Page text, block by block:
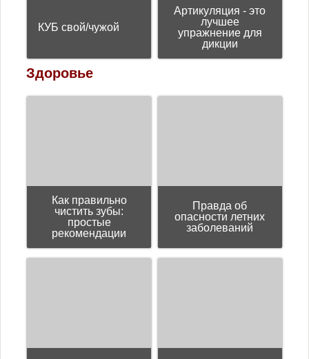
КУБ свой/чужой
Артикуляция - это
лучшее
упражнение для
дикции
Здоровье
Как правильно
чистить зубы:
простые
рекомендации
Правда об
опасности летних
заболеваний